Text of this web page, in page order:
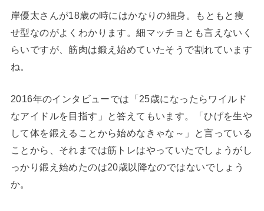
岸優太さんが18歳の時にはかなりの細身。もともと痩
せ型なのがよくわかります。細マッチョとも言えないく
らいですが、筋肉は鍛え始めていたそうで割れています
ね。
2016年のインタビューでは「25歳になったらワイルド
なアイドルを目指す」と答えてもいます。「ひげを生や
して体を鍛えることから始めなきゃな～」と言っている
ことから、それまでは筋トレはやっていたでしょうがし
っかり鍛え始めたのは20歳以降なのではないでしょう
か。